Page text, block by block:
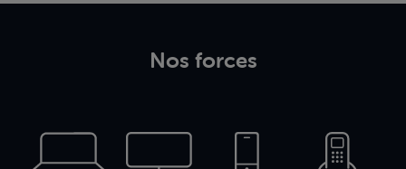
Nos forces